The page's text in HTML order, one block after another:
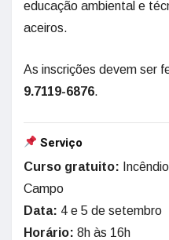
educação ambiental e
aceiros.
As inscrições devem ser
9.7119-6876.
Serviço
Curso gratuito:
Campo
Data: 4 e 5 de setembro
Horário: 8h às 16h